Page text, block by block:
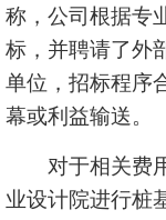
称，公司根据专
标，并聘请了外
单位，招标程序
幕或利益输送。
对于相关费用
业设计院进行桩